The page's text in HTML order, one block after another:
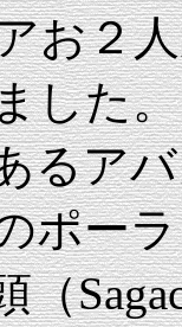
お２
した。
アバ
ポー
（